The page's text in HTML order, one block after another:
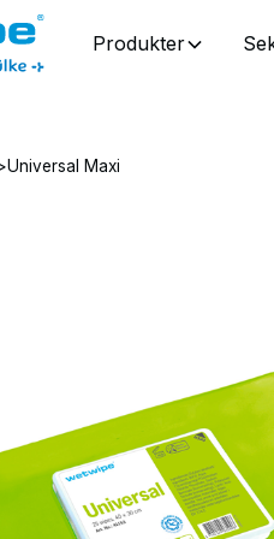
Produkter
Universal Maxi